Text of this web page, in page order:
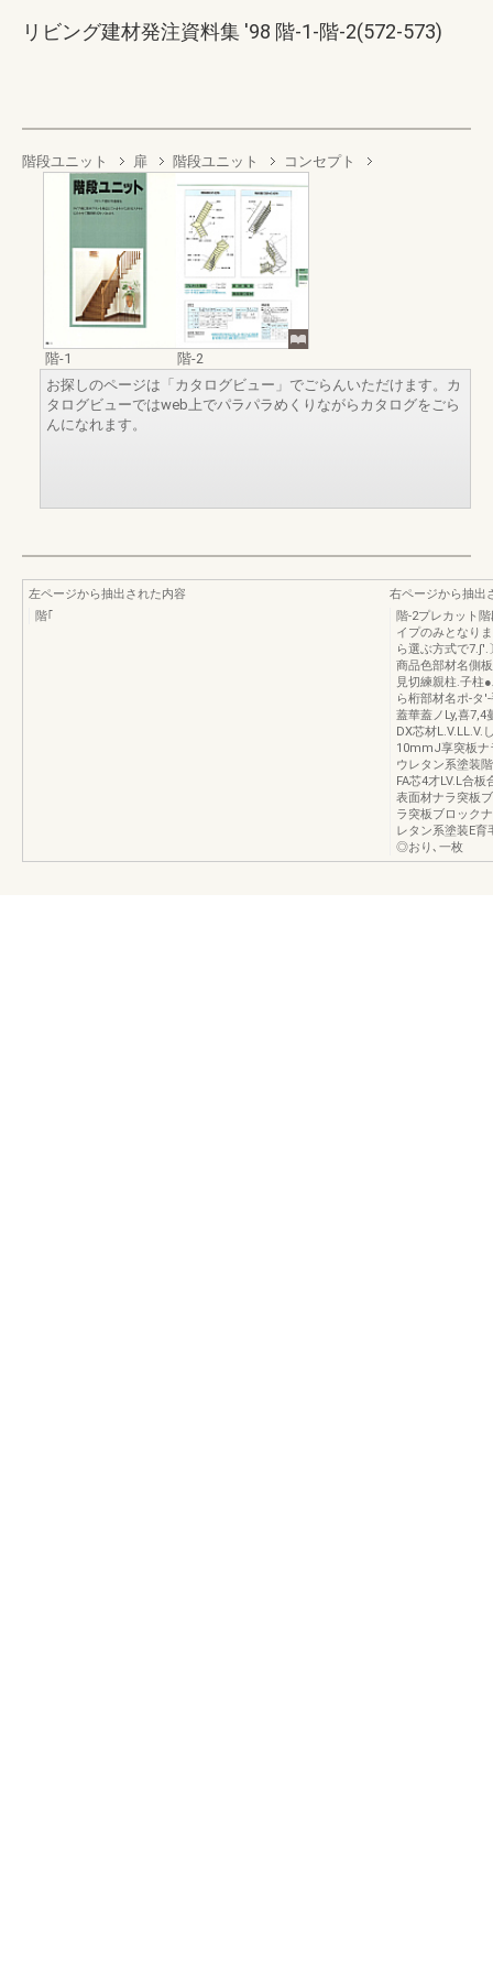
リビング建材発注資料集 '98 階-1-階-2(572-573)
階段ユニット 扉 階段ユニット コンセプト
階-1
階-2
お探しのページは「カタログビュー」でごらんいただけます。カ
タログビューではweb上でパラパラめくりながらカタログをごら
んになれます。
左ページから抽出された内容
階｢
右ページから抽出
階-2プレカット
イプのみとなり
ら選ぶ方式で
商品色部材名側
見切練親柱.子柱
ら桁部材名ポ-タ
蓋華蓋ノLy,喜
DX芯材L.V.LL.V.
10mmJ享突板ナ
ウレタン系塗装
FA芯4才LV.L合
表面材ナラ突板
ラ突板ブロック
レタン系塗装E育
◎おり､一枚